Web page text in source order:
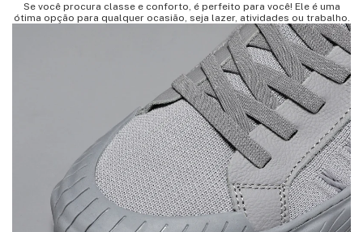
Se você procura classe e conforto, é perfeito para você! Ele éuma
ótima opção para qualquer ocasião, seja lazer, atividades ou trabalho.